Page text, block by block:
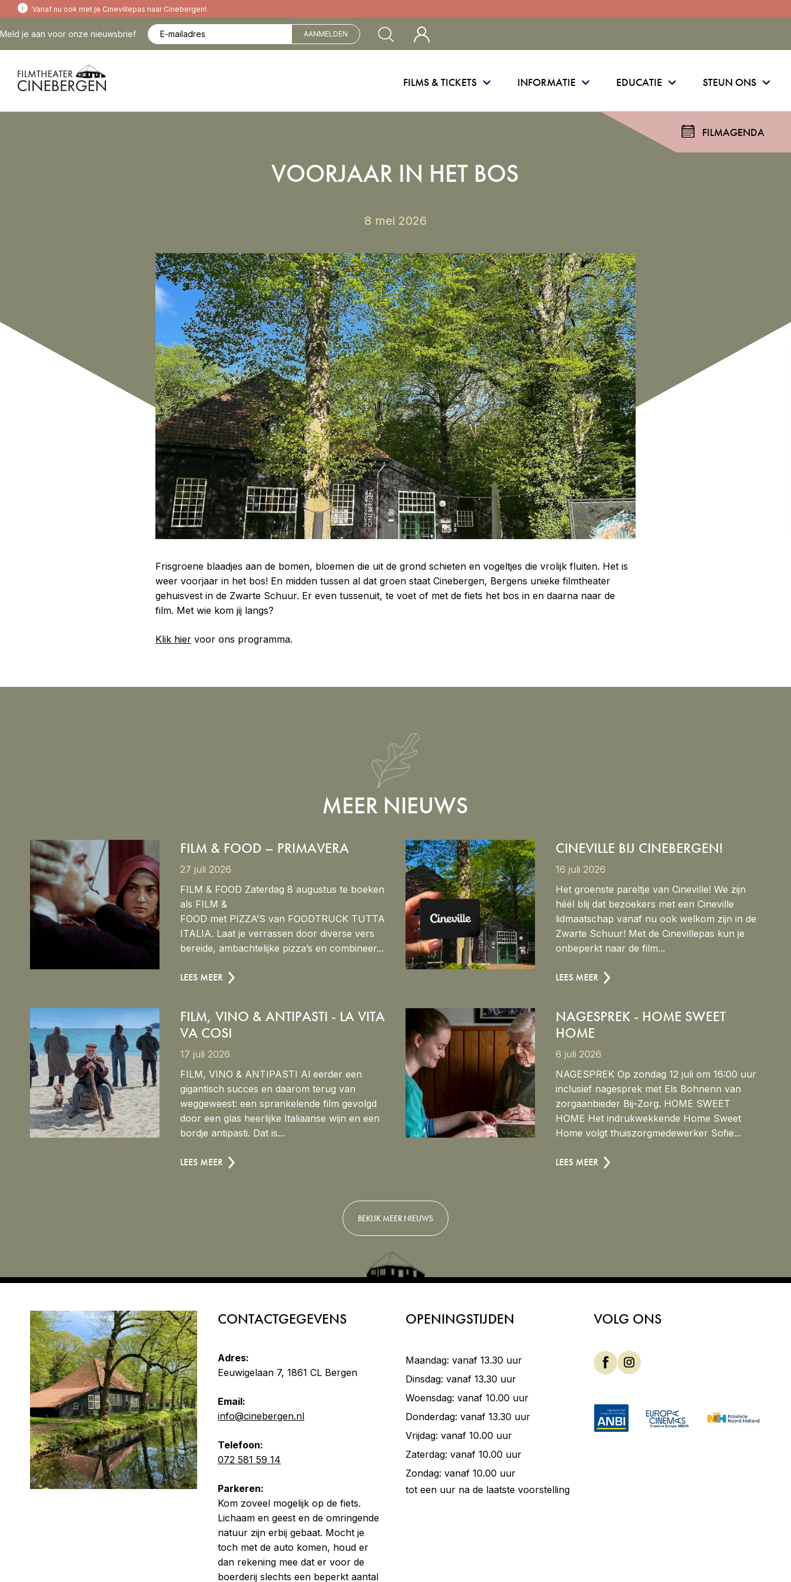
Vanaf nu ook met je Cinevillepas naar Cinebergen!
FILMS & TICKETS INFORMATIE EDUCATIE STEUN ONS
Meld je aan voor onze nieuwsbrief AANMELDEN Mijn Cinebergen
FILMAGENDA
VOORJAAR IN HET BOS
8 mei 2026
Frisgroene blaadjes aan de bomen, bloemen die uit de grond schieten en vogeltjes die vrolijk fluiten. Het is
weer voorjaar in het bos! En midden tussen al dat groen staat Cinebergen, Bergens unieke filmtheater
gehuisvest in de Zwarte Schuur. Er even tussenuit, te voet of met de fiets het bos in en daarna naar de
film. Met wie kom jij langs?
Klik hiervoor ons programma.
MEER NIEUWS
FILM & FOOD – PRIMAVERA
27 juli 2026
FILM & FOOD Zaterdag 8 augustus te boeken
als FILM &
FOOD met PIZZA’S van FOODTRUCK TUTTA
ITALIA. Laat je verrassen door diverse vers
bereide, ambachtelijke pizza’s en combineer...
LEES MEER
CINEVILLE BIJ CINEBERGEN!
16 juli 2026
Het groenste pareltje van Cineville! We zijn
héél blij dat bezoekers met een Cineville
lidmaatschap vanaf nu ook welkom zijn in de
Zwarte Schuur! Met de Cinevillepas kun je
onbeperkt naar de film...
LEES MEER
FILM, VINO & ANTIPASTI - LA VITA
VA COSI
17 juli 2026
FILM, VINO & ANTIPASTI Al eerder een
gigantisch succes en daarom terug van
weggeweest: een sprankelende film gevolgd
door een glas heerlijke Italiaanse wijn en een
bordje antipasti. Dat is...
LEES MEER
NAGESPREK - HOME SWEET
HOME
6 juli 2026
NAGESPREK Op zondag 12 juli om 16:00 uur
inclusief nagesprek met Els Bohnenn van
zorgaanbieder Bij-Zorg. HOME SWEET
HOME Het indrukwekkende Home Sweet
Home volgt thuiszorgmedewerker Sofie...
LEES MEER
BEKIJK MEER NIEUWS
CONTACTGEGEVENS
Adres:
Eeuwigelaan 7, 1861 CL Bergen
Email:
info@cinebergen.nl
Telefoon:
072 581 59 14
Parkeren:
Kom zoveel mogelijk op de fiets.
Lichaam en geest en de omringende
natuur zijn erbij gebaat. Mocht je
toch met de auto komen, houd er
dan rekening mee dat er voor de
boerderij slechts een beperkt aantal
OPENINGSTIJDEN
Maandag: vanaf 13.30 uur
Dinsdag: vanaf 13.30 uur
Woensdag: vanaf 10.00 uur
Donderdag: vanaf 13.30 uur
Vrijdag: vanaf 10.00 uur
Zaterdag: vanaf 10.00 uur
Zondag: vanaf 10.00 uur
tot een uur na de laatste voorstelling
VOLG ONS